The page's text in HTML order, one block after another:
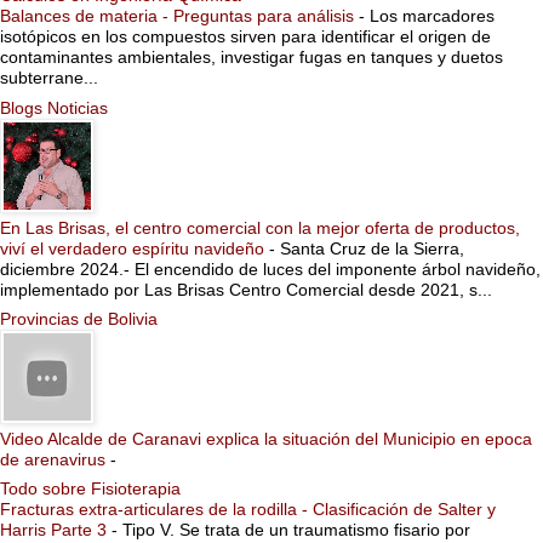
Balances de materia - Preguntas para análisis - Los marcadores
isotópicos en los compuestos sirven para identificar el origen de
contaminantes ambientales, investigar fugas en tanques y duetos
subterrane...
Blogs Noticias
En Las Brisas, el centro comercial con la mejor oferta de productos,
viví el verdadero espíritu navideño - Santa Cruz de la Sierra,
diciembre 2024.- El encendido de luces del imponente árbol navideño,
implementado por Las Brisas Centro Comercial desde 2021, s...
Provincias de Bolivia
Video Alcalde de Caranavi explica la situación del Municipio en epoca
de arenavirus -
Todo sobre Fisioterapia
Fracturas extra-articulares de la rodilla - Clasificación de Salter y
Harris Parte 3 - Tipo V. Se trata de un traumatismo fisario por